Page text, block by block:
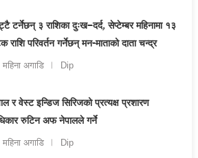
टर्नेछन् ३ राशिका दुःख–दर्द, सेप्टेम्बर महिनामा १३
राशि परिवर्तन गर्नेछन् मन-माताको दाता चन्द्र
अगाडि Dip
र वेस्ट इन्डिज सिरिजको प्रत्यक्ष प्रशारण
रुटिन अफ नेपालले गर्ने
अगाडि Dip